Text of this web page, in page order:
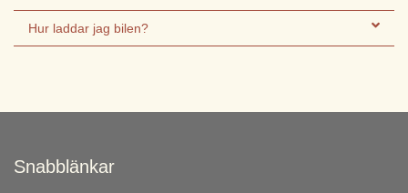
Hur laddar jag bilen?
Snabblänkar